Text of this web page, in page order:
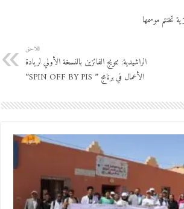
تختتم موسمها
اللاحق
الراشيدية: تتويج الفائزين بالنسخة الأولي لريادة
الأعمال في برنامج ” SPIN OFF BY PIS”